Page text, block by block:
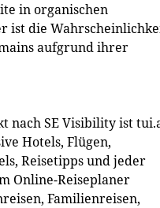
in organischen
ist die
aufgrund ihrer
nach SE Visibility ist
Hotels, Flügen,
Reisetipps und jeder
Online-Reiseplaner
Familienreisen,